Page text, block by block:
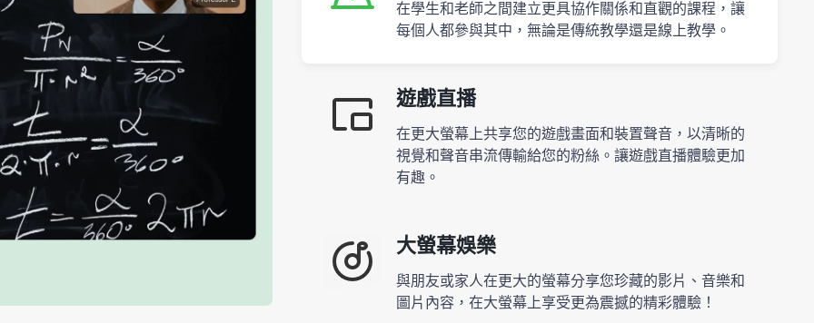
在學生和老師之間建立更具協作關係和直觀的課程，讓
每個人都參與其中，無論是傳統教學還是線上教學。
遊戲直播
在更大螢幕上共享您的遊戲畫面和裝置聲音，以清晰的
視覺和聲音串流傳輸給您的粉絲。讓遊戲直播體驗更加
有趣。
大螢幕娛樂
與朋友或家人在更大的螢幕分享您珍藏的影片、音樂和
圖片內容，在大螢幕上享受更為震撼的精彩體驗！